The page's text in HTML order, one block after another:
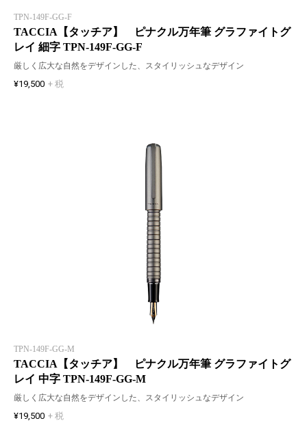
TPN-149F-GG-F
TACCIA【タッチア】 ピナクル万年筆 グラファイトグ
レイ 細字 TPN-149F-GG-F
厳しく広大な自然をデザインした、スタイリッシュなデザイン
¥19,500 + 税
TPN-149F-GG-M
TACCIA【タッチア】 ピナクル万年筆 グラファイトグ
レイ 中字 TPN-149F-GG-M
厳しく広大な自然をデザインした、スタイリッシュなデザイン
¥19,500 + 税